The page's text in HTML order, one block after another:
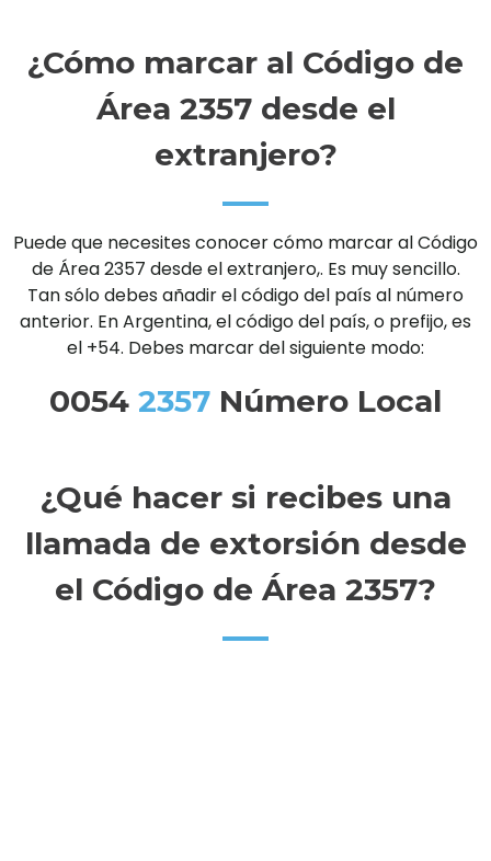
¿Cómo marcar al Código de
Área 2357 desde el
extranjero?
Puede que necesites conocer cómo marcar al Código
de Área 2357 desde el extranjero,. Es muy sencillo.
Tan sólo debes añadir el código del país al número
anterior. En Argentina, el código del país, o prefijo, es
el +54. Debes marcar del siguiente modo:
0054 2357 Número Local
¿Qué hacer si recibes una
llamada de extorsión desde
el Código de Área 2357?